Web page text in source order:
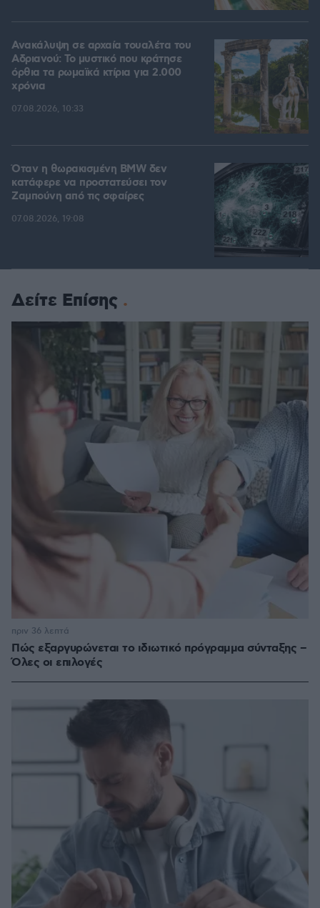
Ανακάλυψη σε αρχαία τουαλέτα του
Αδριανού: Το μυστικό που κράτησε
όρθια τα ρωμαϊκά κτίρια για 2.000
χρόνια
07.08.2026, 10:33
Όταν η θωρακισμένη BMW δεν
κατάφερε να προστατεύσει τον
Ζαμπούνη από τις σφαίρες
07.08.2026, 19:08
Δείτε Επίσης
Πώς εξαργυρώνεται το ιδιωτικό πρόγραμμα σύνταξης –
Όλες οι επιλογές
πριν 36 λεπτά